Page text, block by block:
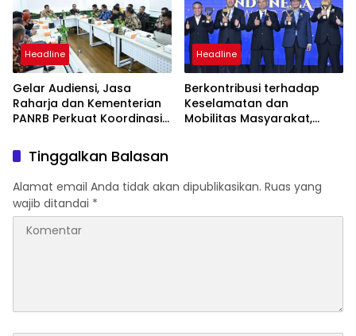
Headline
Gelar Audiensi, Jasa
Raharja dan Kementerian
PANRB Perkuat Koordinasi
dan SWDKLLJ
Headline
Berkontribusi terhadap
Keselamatan dan
Mobilitas Masyarakat,
Awards 2026
Tinggalkan Balasan
Alamat email Anda tidak akan dipublikasikan. Ruas yang
wajib ditandai *